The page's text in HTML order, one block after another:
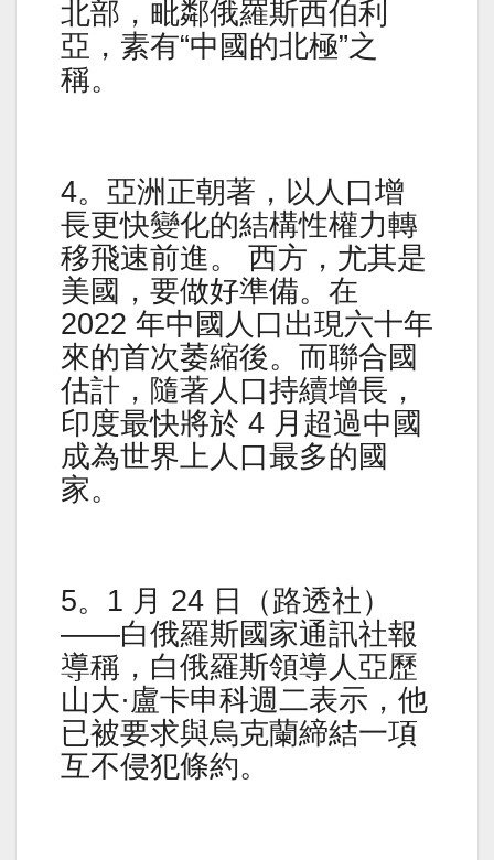
北部，毗鄰俄羅斯西伯利
亞，素有“中國的北極”之
稱。
4。亞洲正朝著，以人口增
長更快變化的結構性權力轉
移飛速前進。 西方，尤其是
美國，要做好準備。在
2022 年中國人口出現六十年
來的首次萎縮後。而聯合國
估計，隨著人口持續增長，
印度最快將於 4 月超過中國
成為世界上人口最多的國
家。
5。1 月 24 日（路透社）
——白俄羅斯國家通訊社報
導稱，白俄羅斯領導人亞歷
山大·盧卡申科週二表示，他
已被要求與烏克蘭締結一項
互不侵犯條約。